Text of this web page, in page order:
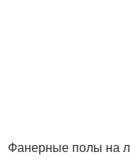
Фанерные полы на